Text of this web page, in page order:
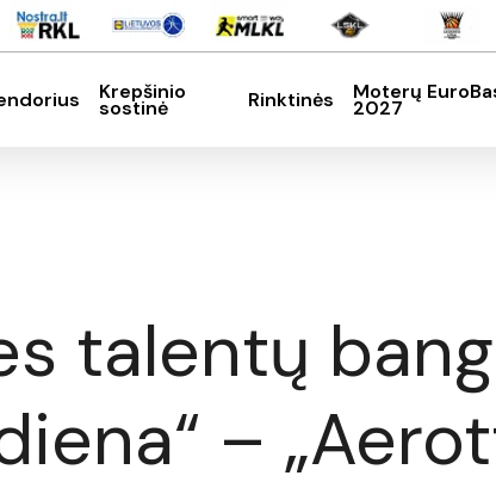
Krepšinio
sostinė Rinktinės Moterų
2027
talentų
–